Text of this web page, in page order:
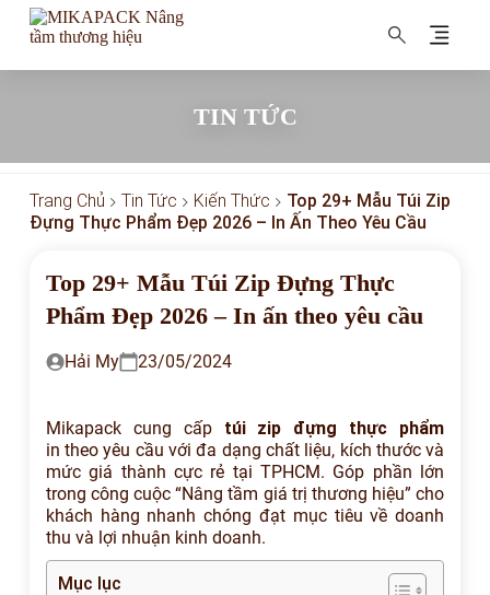
MIKAPACK Nâng tầm thương hiệu
TIN TỨC
Trang Chủ Tin Tức Kiến Thức
Top 29+ Mẫu Túi Zip
Đựng Thực Phẩm Đẹp 2026 – In Ấn Theo Yêu Cầu
Top 29+ Mẫu Túi Zip Đựng Thực
Phẩm Đẹp 2026 – In ấn theo yêu cầu
Hải My 23/05/2024
Mikapack cung cấp túi zip đựng thực phẩm
in theo yêu cầu với đa dạng chất liệu, kích thước và
mức giá thành cực rẻ tại TPHCM. Góp phần lớn
trong công cuộc “Nâng tầm giá trị thương hiệu” cho
khách hàng nhanh chóng đạt mục tiêu về doanh
thu và lợi nhuận kinh doanh.
Mục lục